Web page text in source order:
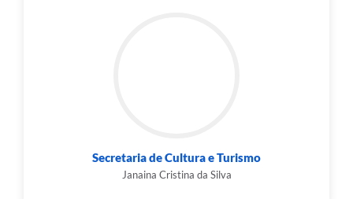
Secretaria de Cultura e Turismo
Janaina Cristina da Silva